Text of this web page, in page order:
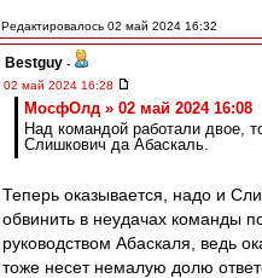
Редактировалось 02 май 2024 16:32
Bestguy -
02 май 2024 16:28
МосфОлд » 02 май 2024 16:08
Над командой работали двое,
Слишкович да Абаскаль.
Теперь оказывается, надо и
обвинить в неудачах команды
руководством Абаскаля, ведь
тоже несет немалую долю